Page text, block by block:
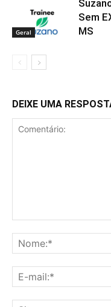
Geral
Sem
MS
DEIXE UMA